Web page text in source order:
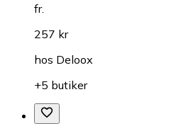
fr.
257 kr
hos Deloox
+5 butiker